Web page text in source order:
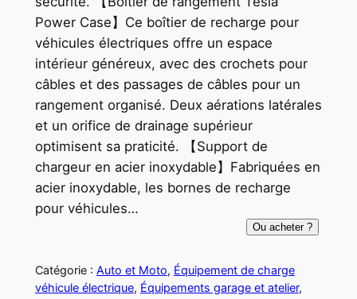
Power Case】Ce boîtier de recharge pour
véhicules électriques offre un espace
intérieur généreux, avec des crochets pour
câbles et des passages de câbles pour un
rangement organisé. Deux aérations latérales
et un orifice de drainage supérieur
optimisent sa praticité. 【Support de
chargeur en acier inoxydable】Fabriquées en
acier inoxydable, les bornes de recharge
pour véhicules…
Ou acheter ?
Catégorie : Auto et Moto, Équipement de charge
véhicule électrique, Équipements garage et atelier